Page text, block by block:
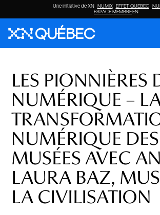
Une initiative de XN NUMIX EFFET QUEBEC
ESPACE MEMBREEN
LES PIONNIÈRES
NUMÉRIQUE –
NUMÉRIQUE DES
MUSÉES AVEC
LAURA BAZ,
LA CIVILISATION